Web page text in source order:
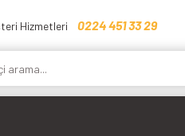
Hizmetleri 0224 451 33 29